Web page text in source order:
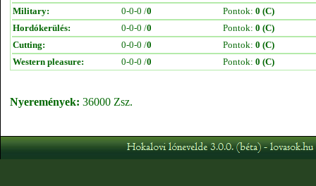
Military:
0-0-0 /0 Pontok: 0 (C)
Hordókerülés:
0-0-0 /0 Pontok: 0 (C)
Cutting:
0-0-0 /0 Pontok: 0 (C)
Western pleasure:
0-0-0 /0 Pontok: 0 (C)
Nyeremények: 36000 Zsz.